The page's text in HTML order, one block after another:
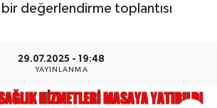
bir değerlendirme toplantısı
29.07.2025 - 19:48
YAYINLANMA